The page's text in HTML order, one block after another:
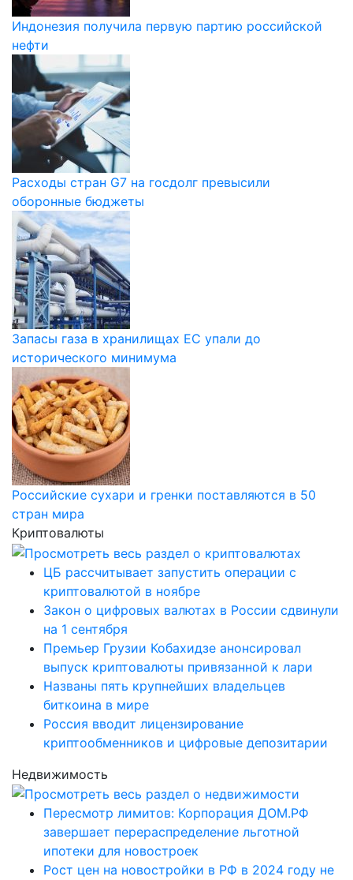
Индонезия получила первую партию российской
нефти
Расходы стран G7 на госдолг превысили
оборонные бюджеты
Запасы газа в хранилищах ЕС упали до
исторического минимума
Российские сухари и гренки поставляются в 50
стран мира
Криптовалюты
ЦБ рассчитывает запустить операции с
криптовалютой в ноябре
Закон о цифровых валютах в России сдвинули
на 1 сентября
Премьер Грузии Кобахидзе анонсировал
выпуск криптовалюты привязанной к лари
Названы пять крупнейших владельцев
биткоина в мире
Россия вводит лицензирование
криптообменников и цифровые депозитарии
Недвижимость
Пересмотр лимитов: Корпорация ДОМ.РФ
завершает перераспределение льготной
ипотеки для новостроек
Рост цен на новостройки в РФ в 2024 году не